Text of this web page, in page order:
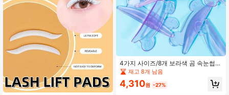
4가지 사이즈/8개 보라색 곰 속눈썹
패드, 속눈썹 컬러, 새로운 속눈썹 패
드, 메이크업 도구, 부드러운 컬링 롤
러, 세척이 쉽고 재사용 가능
재고 8개 남음
4,310원 -27%